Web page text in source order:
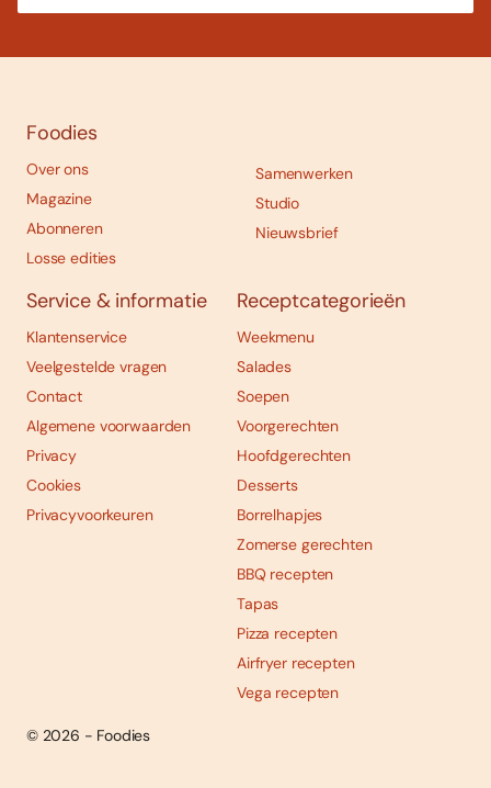
Foodies
Over ons
Magazine
Abonneren
Losse edities
Samenwerken
Studio
Nieuwsbrief
Service & informatie
Klantenservice
Veelgestelde vragen
Contact
Algemene voorwaarden
Privacy
Cookies
Privacyvoorkeuren
Receptcategorieën
Weekmenu
Salades
Soepen
Voorgerechten
Hoofdgerechten
Desserts
Borrelhapjes
Zomerse gerechten
BBQ recepten
Tapas
Pizza recepten
Airfryer recepten
Vega recepten
© 2026 - Foodies